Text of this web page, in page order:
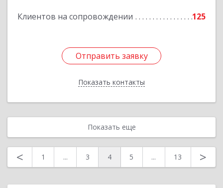
Клиентов на сопровождении 125
Отправить заявку
Показать контакты
Отправить заявку
Назад
Показать еще
< 1 ... 3 4 5 ... 13 >